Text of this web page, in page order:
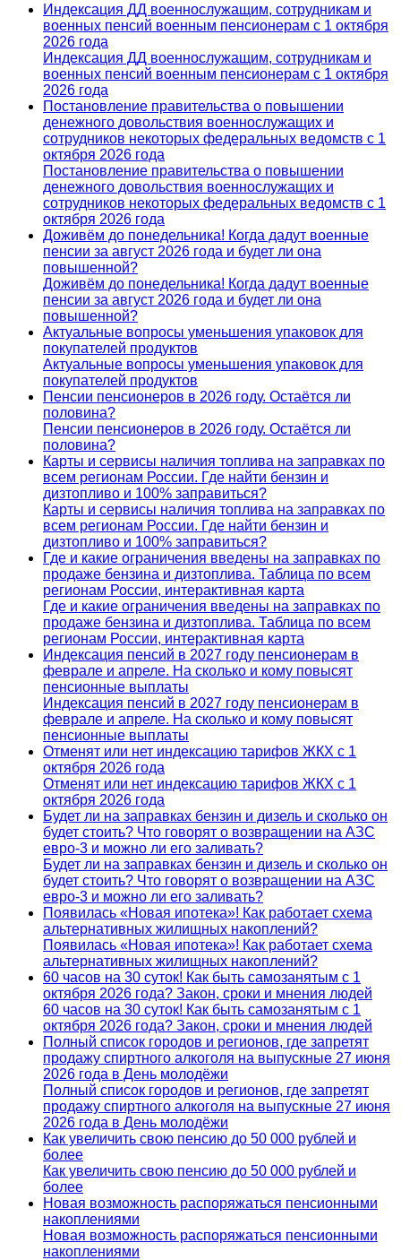
Индексация ДД военнослужащим, сотрудникам и
военных пенсий военным пенсионерам с 1 октября
2026 года
Индексация ДД военнослужащим, сотрудникам и
военных пенсий военным пенсионерам с 1 октября
2026 года
Постановление правительства о повышении
денежного довольствия военнослужащих и
сотрудников некоторых федеральных ведомств с 1
октября 2026 года
Постановление правительства о повышении
денежного довольствия военнослужащих и
сотрудников некоторых федеральных ведомств с 1
октября 2026 года
Доживём до понедельника! Когда дадут военные
пенсии за август 2026 года и будет ли она
повышенной?
Доживём до понедельника! Когда дадут военные
пенсии за август 2026 года и будет ли она
повышенной?
Актуальные вопросы уменьшения упаковок для
покупателей продуктов
Актуальные вопросы уменьшения упаковок для
покупателей продуктов
Пенсии пенсионеров в 2026 году. Остаётся ли
половина?
Пенсии пенсионеров в 2026 году. Остаётся ли
половина?
Карты и сервисы наличия топлива на заправках по
всем регионам России. Где найти бензин и
дизтопливо и 100% заправиться?
Карты и сервисы наличия топлива на заправках по
всем регионам России. Где найти бензин и
дизтопливо и 100% заправиться?
Где и какие ограничения введены на заправках по
продаже бензина и дизтоплива. Таблица по всем
регионам России, интерактивная карта
Где и какие ограничения введены на заправках по
продаже бензина и дизтоплива. Таблица по всем
регионам России, интерактивная карта
Индексация пенсий в 2027 году пенсионерам в
феврале и апреле. На сколько и кому повысят
пенсионные выплаты
Индексация пенсий в 2027 году пенсионерам в
феврале и апреле. На сколько и кому повысят
пенсионные выплаты
Отменят или нет индексацию тарифов ЖКХ с 1
октября 2026 года
Отменят или нет индексацию тарифов ЖКХ с 1
октября 2026 года
Будет ли на заправках бензин и дизель и сколько он
будет стоить? Что говорят о возвращении на АЗС
евро-3 и можно ли его заливать?
Будет ли на заправках бензин и дизель и сколько он
будет стоить? Что говорят о возвращении на АЗС
евро-3 и можно ли его заливать?
Появилась «Новая ипотека»! Как работает схема
альтернативных жилищных накоплений?
Появилась «Новая ипотека»! Как работает схема
альтернативных жилищных накоплений?
60 часов на 30 суток! Как быть самозанятым с 1
октября 2026 года? Закон, сроки и мнения людей
60 часов на 30 суток! Как быть самозанятым с 1
октября 2026 года? Закон, сроки и мнения людей
Полный список городов и регионов, где запретят
продажу спиртного алкоголя на выпускные 27 июня
2026 года в День молодёжи
Полный список городов и регионов, где запретят
продажу спиртного алкоголя на выпускные 27 июня
2026 года в День молодёжи
Как увеличить свою пенсию до 50 000 рублей и
более
Как увеличить свою пенсию до 50 000 рублей и
более
Новая возможность распоряжаться пенсионными
накоплениями
Новая возможность распоряжаться пенсионными
накоплениями